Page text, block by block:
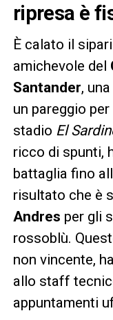
ripresa è
È calato il
amichevole del
Santander,
un pareggio per
stadio El
ricco di spunti,
battaglia fino
risultato che è
Andres per gli
rossoblù.
non vincente,
allo staff
appuntamenti